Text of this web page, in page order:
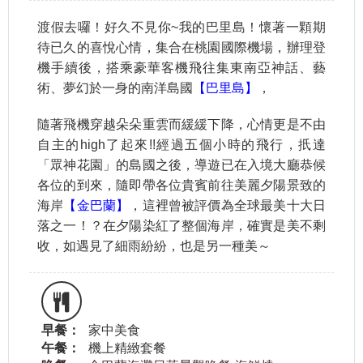
渡假去囉！好久不見你~我的巴里島！懷著一顆期
待已久的喜悅心情，集合在桃園國際機場，辦理登
機手續後，搭乘豪華客機飛往集東南亞神話、藝
術、夢幻於一身的南洋島國
【巴里島】 ，
隨著飛機穿越朵朵重雲而緩緩下降，心情更是不由
自主的high了起來!!經過五個小時的飛行，扺達
「眾神花園」的島國之後，導遊已在入境大廳恭候
各位的到來，隨即帶各位貴賓前往美麗夕陽景致的
海岸 【金巴蘭】
，這裡曾被評價為全球最美十大日
落之一！？在夕陽染紅了整個海岸，確實是美不剩
收，如遇見了細雨紛紛，也是另一種美～
早餐：
家中美食
午餐：
機上精緻套餐